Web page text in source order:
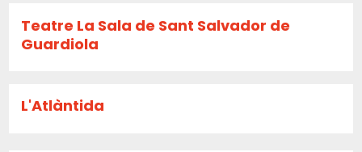
Teatre La Sala de Sant Salvador de
Guardiola
L'Atlàntida